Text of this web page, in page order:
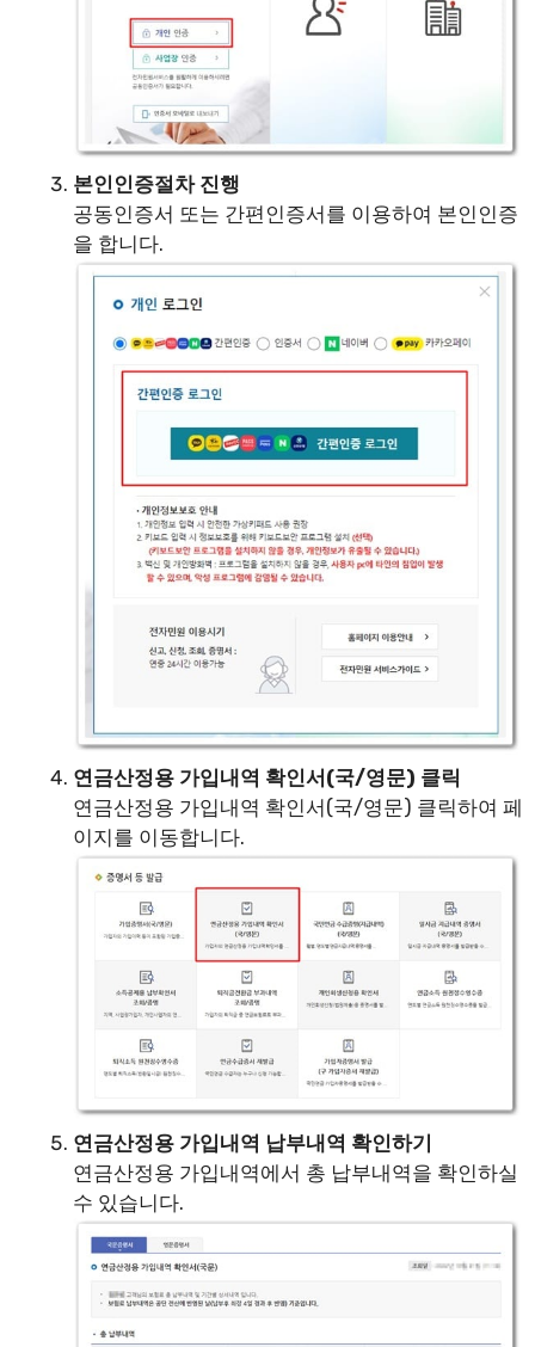
본인인증절차 진행
공동인증서 또는 간편인증서를 이용하여 본인인증
을 합니다.
연금산정용 가입내역 확인서(국/영문) 클릭
연금산정용 가입내역 확인서(국/영문) 클릭하여 페
이지를 이동합니다.
연금산정용 가입내역 납부내역 확인하기
연금산정용 가입내역에서 총 납부내역을 확인하실
수 있습니다.